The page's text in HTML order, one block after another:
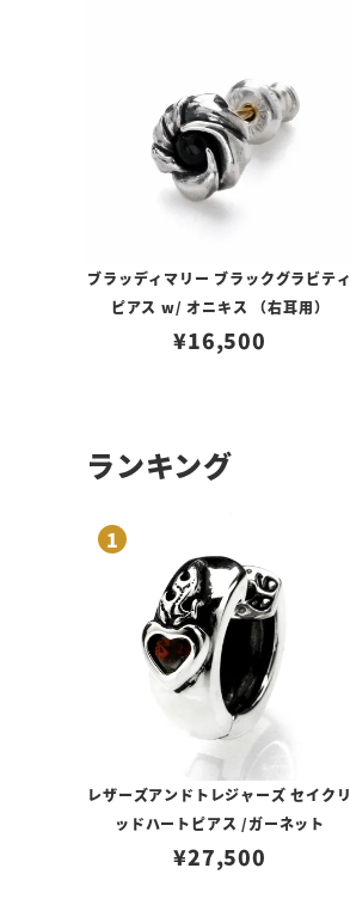
ブラッディマリー ブラックグラビティ
ピアス w/ オニキス （右耳用）
¥16,500
ランキング
レザーズアンドトレジャーズ セイクリ
ッドハートピアス /ガーネット
¥27,500